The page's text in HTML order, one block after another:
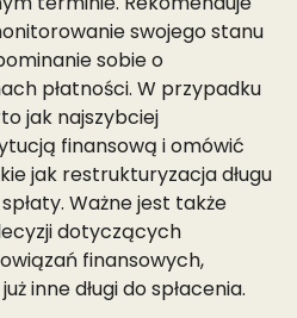
swojego stanu
sobie o
płatności. W przypadku
jak najszybciej
finansową i omówić
jak restrukturyzacja długu
Ważne jest także
dotyczących
finansowych,
inne długi do spłacenia.